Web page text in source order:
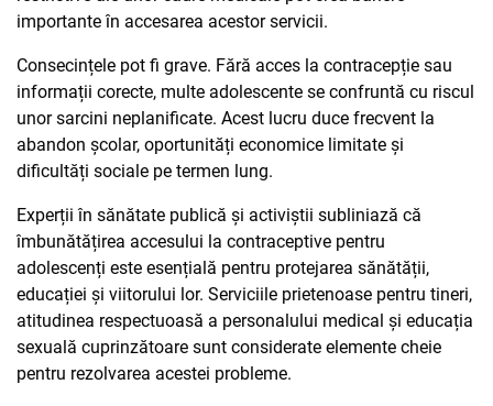
importante în accesarea acestor servicii.
Consecințele pot fi grave. Fără acces la contracepție sau
informații corecte, multe adolescente se confruntă cu riscul
unor sarcini neplanificate. Acest lucru duce frecvent la
abandon școlar, oportunități economice limitate și
dificultăți sociale pe termen lung.
Experții în sănătate publică și activiștii subliniază că
îmbunătățirea accesului la contraceptive pentru
adolescenți este esențială pentru protejarea sănătății,
educației și viitorului lor. Serviciile prietenoase pentru tineri,
atitudinea respectuoasă a personalului medical și educația
sexuală cuprinzătoare sunt considerate elemente cheie
pentru rezolvarea acestei probleme.